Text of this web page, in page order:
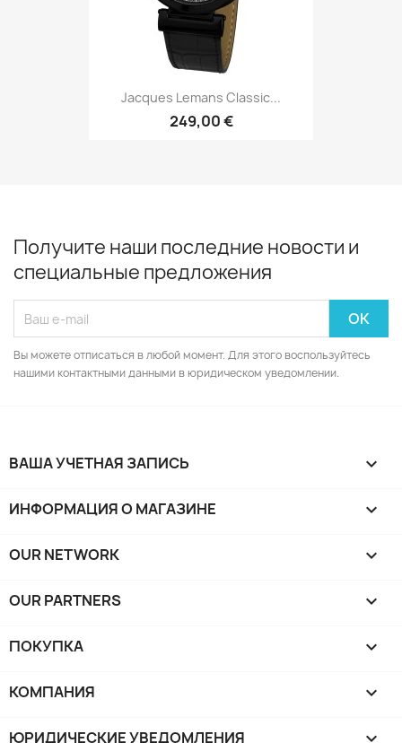
Jacques Lemans Classic...
249,00 €
Получите наши последние новости и
специальные предложения
Вы можете отписаться в любой момент. Для этого воспользуйтесь
нашими контактными данными в юридическом уведомлении.
ВАША УЧЕТНАЯ ЗАПИСЬ 
ИНФОРМАЦИЯ О МАГАЗИНЕ keyboard_arrow_down
OUR NETWORK keyboard_arrow_down
OUR PARTNERS keyboard_arrow_down
ПОКУПКА 
КОМПАНИЯ 
ЮРИДИЧЕСКИЕ УВЕДОМЛЕНИЯ 